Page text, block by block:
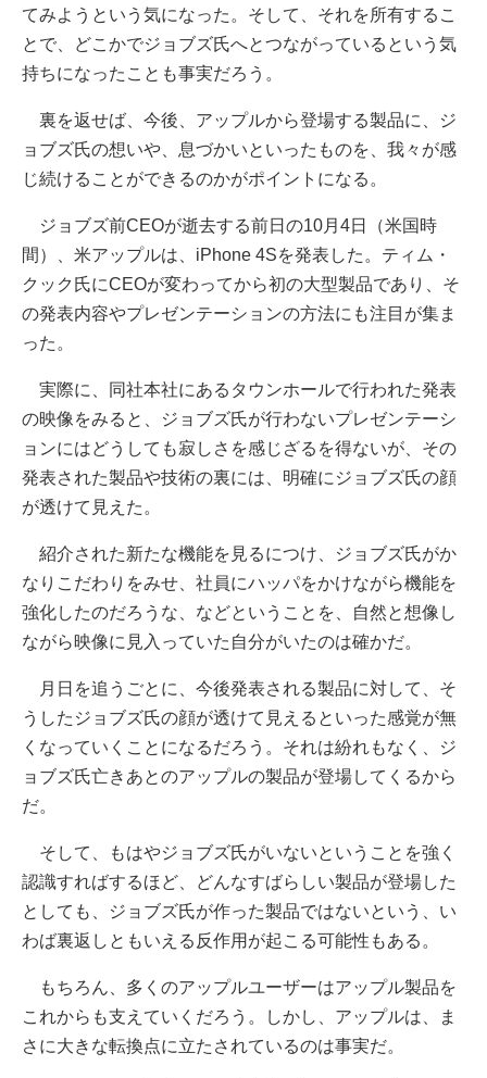
てみようという気になった。そして、それを所有するこ
とで、どこかでジョブズ氏へとつながっているという気
持ちになったことも事実だろう。
裏を返せば、今後、アップルから登場する製品に、ジ
ョブズ氏の想いや、息づかいといったものを、我々が感
じ続けることができるのかがポイントになる。
ジョブズ前CEOが逝去する前日の10月4日（米国時
間）、米アップルは、iPhone 4Sを発表した。ティム・
クック氏にCEOが変わってから初の大型製品であり、そ
の発表内容やプレゼンテーションの方法にも注目が集ま
った。
実際に、同社本社にあるタウンホールで行われた発表
の映像をみると、ジョブズ氏が行わないプレゼンテーシ
ョンにはどうしても寂しさを感じざるを得ないが、その
発表された製品や技術の裏には、明確にジョブズ氏の顔
が透けて見えた。
紹介された新たな機能を見るにつけ、ジョブズ氏がか
なりこだわりをみせ、社員にハッパをかけながら機能を
強化したのだろうな、などということを、自然と想像し
ながら映像に見入っていた自分がいたのは確かだ。
月日を追うごとに、今後発表される製品に対して、そ
うしたジョブズ氏の顔が透けて見えるといった感覚が無
くなっていくことになるだろう。それは紛れもなく、ジ
ョブズ氏亡きあとのアップルの製品が登場してくるから
だ。
そして、もはやジョブズ氏がいないということを強く
認識すればするほど、どんなすばらしい製品が登場した
としても、ジョブズ氏が作った製品ではないという、い
わば裏返しともいえる反作用が起こる可能性もある。
もちろん、多くのアップルユーザーはアップル製品を
これからも支えていくだろう。しかし、アップルは、ま
さに大きな転換点に立たされているのは事実だ。